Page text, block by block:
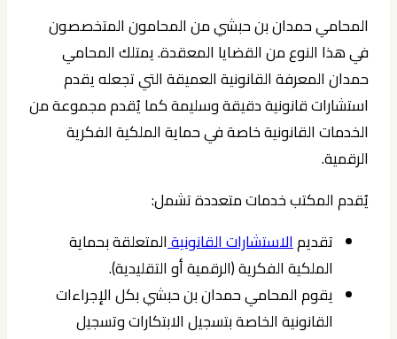
المحامي حمدان بن حبشي من المحامون المتخصصون
في هذا النوع من القضايا المعقدة. يمتلك المحامي
حمدان المعرفة القانونية العميقة التي تجعله يقدم
استشارات قانونية دقيقة وسليمة كما يُقدم مجموعة من
الخدمات القانونية خاصة في حماية الملكية الفكرية
الرقمية.
يُقدم المكتب خدمات متعددة تشمل:
تقديمالاستشارات القانونيةالمتعلقة بحماية
الملكية الفكرية (الرقمية أو التقليدية).
يقوم المحامي حمدان بن حبشي بكل الإجراءات
القانونية الخاصة بتسجيل الابتكارات وتسجيل